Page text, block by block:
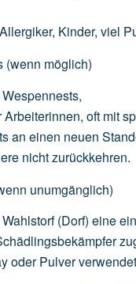
Allergiker, Kinder, viel
(wenn möglich)
Wespennests,
Arbeiterinnen, oft mit
an einen neuen
nichtzurückkehren.
unumgänglich)
Wahlstorf (Dorf) eine
oder Pulver